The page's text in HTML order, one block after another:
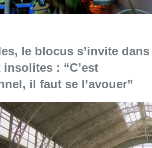
l'article "À Bruxelles, le blocus